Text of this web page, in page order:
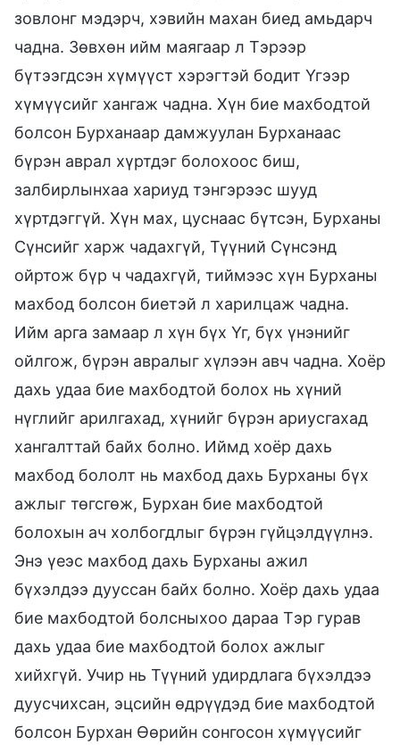
зовлонг мэдэрч, хэвийн махан биед амьдарч
чадна. Зөвхөн ийм маягаар л Тэрээр
бүтээгдсэн хүмүүст хэрэгтэй бодит Үгээр
хүмүүсийг хангаж чадна. Хүн бие махбодтой
болсон Бурханаар дамжуулан Бурханаас
бүрэн аврал хүртдэг болохоос биш,
залбирлынхаа хариуд тэнгэрээс шууд
хүртдэггүй. Хүн мах, цуснаас бүтсэн, Бурханы
Сүнсийг харж чадахгүй, Түүний Сүнсэнд
ойртож бүр ч чадахгүй, тиймээс хүн Бурханы
махбод болсон биетэй л харилцаж чадна.
Ийм арга замаар л хүн бүх Үг, бүх үнэнийг
ойлгож, бүрэн авралыг хүлээн авч чадна. Хоёр
дахь удаа бие махбодтой болох нь хүний
нүглийг арилгахад, хүнийг бүрэн ариусгахад
хангалттай байх болно. Иймд хоёр дахь
махбод бололт нь махбод дахь Бурханы бүх
ажлыг төгсгөж, Бурхан бие махбодтой
болохын ач холбогдлыг бүрэн гүйцэлдүүлнэ.
Энэ үеэс махбод дахь Бурханы ажил
бүхэлдээ дууссан байх болно. Хоёр дахь удаа
бие махбодтой болсныхоо дараа Тэр гурав
дахь удаа бие махбодтой болох ажлыг
хийхгүй. Учир нь Түүний удирдлага бүхэлдээ
дуусчихсан, эцсийн өдрүүдэд бие махбодтой
болсон Бурхан Өөрийн сонгосон хүмүүсийг